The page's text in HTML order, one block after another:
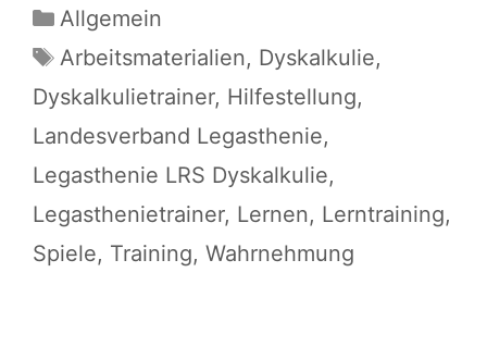
Kategorien
Allgemein
Schlagwörter
Arbeitsmaterialien, Dyskalkulie,
Dyskalkulietrainer, Hilfestellung,
Landesverband Legasthenie,
Legasthenie LRS Dyskalkulie,
Legasthenietrainer, Lernen, Lerntraining,
Spiele, Training, Wahrnehmung